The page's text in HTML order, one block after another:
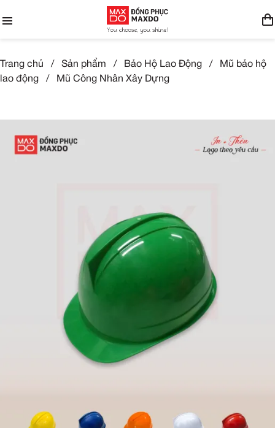
Trang chủ / Sản phẩm / Bảo Hộ Lao Động /
Mũ bảo hộ
lao động
/ Mũ Công Nhân Xây Dựng